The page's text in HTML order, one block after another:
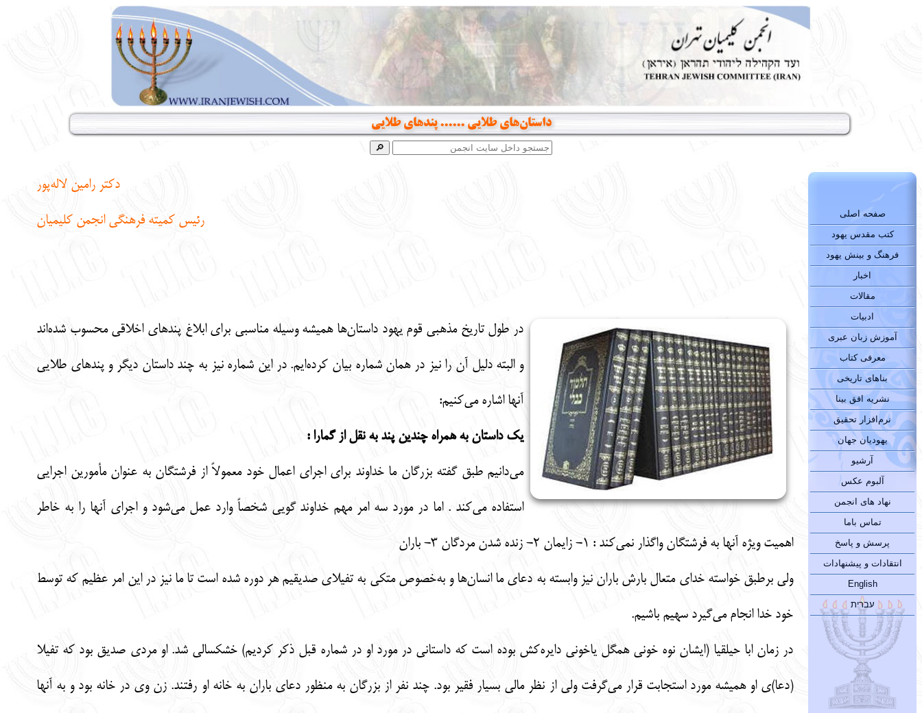
داستان‌های طلایی ...... پندهای طلایی
صفحه اصلی
کتب مقدس یهود
فرهنگ و بینش یهود
اخبار
مقالات
ادبیات
آموزش زبان عبری
معرفی کتاب
بناهای تاریخی
نشریه افق بینا
نرم‌افزار تحقیق
یهودیان جهان
آرشیو
آلبوم عکس
نهاد های انجمن
تماس باما
پرسش و پاسخ
انتقادات و پیشنهادات
English
עברית
دکتر رامین لاله‌پور
رئیس کمیته فرهنگی انجمن کلیمیان
در طول تاریخ مذهبی قوم یهود داستان‌ها همیشه وسیله مناسبی برای ابلاغ پندهای اخلاقی محسوب شده‌اند
و البته دلیل آن را نیز در همان شماره بیان کرده‌ایم. در این شماره نیز به چند داستان دیگر و پندهای طلایی
آنها اشاره می‌کنیم:
یک داستان به همراه چندین پند به نقل از گمارا :
می‌دانیم طبق گفته بزرگان ما خداوند برای اجرای اعمال خود معمولاً از فرشتگان به عنوان مأمورین اجرایی
استفاده می‌کند . اما در مورد سه امر مهم خداوند گویی شخصاً وارد عمل می‌شود و اجرای آنها را به خاطر
اهمیت ویژه آنها به فرشتگان واگذار نمی‌کند : 1- زایمان 2- زنده شدن مردگان 3- باران
ولی برطبق خواسته خدای متعال بارش باران نیز وابسته به دعای ما انسان‌ها و به‌خصوص متکی به تفیلای صدیقیم هر دوره شده است تا ما نیز در این امر عظیم که توسط
خود خدا انجام می‌گیرد سهیم باشیم.
در زمان ابا حیلقیا (ایشان نوه خونی همگل یاخونی دایره‌کش بوده است که داستانی در مورد او در شماره قبل ذکر کردیم) خشکسالی شد. او مردی صدیق بود که تفیلا
(دعا)ی او همیشه مورد استجابت قرار می‌گرفت ولی از نظر مالی بسیار فقیر بود. چند نفر از بزرگان به منظور دعای باران به خانه او رفتند. زن وی در خانه بود و به آنها